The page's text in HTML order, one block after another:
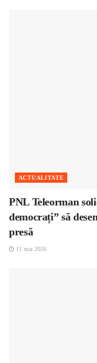
ACTUALITATE
PNL Teleorman
democrați” să
presă
11 mai 2026